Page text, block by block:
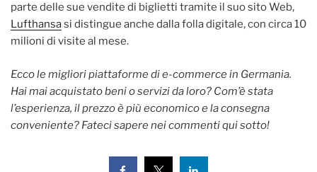
parte delle sue vendite di biglietti tramite il suo sito Web,
Lufthansasi distingue anche dalla folla digitale, con circa 10
milioni di visite al mese.
Ecco le migliori piattaforme di e-commerce in Germania.
Hai mai acquistato beni o servizi da loro? Com’è stata
l’esperienza, il prezzo è più economico e la consegna
conveniente? Fateci sapere nei commenti qui sotto!